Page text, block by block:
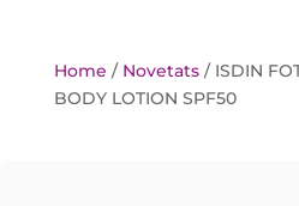
Home / Novetats/ ISDIN
BODY LOTION SPF50